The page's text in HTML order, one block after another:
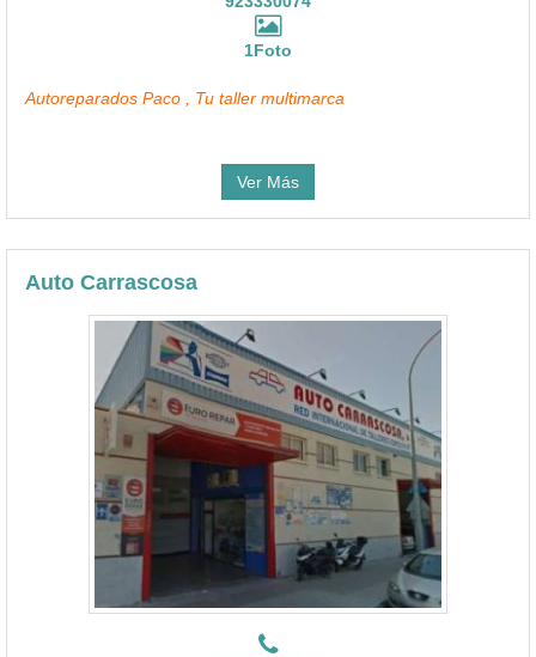
1Foto
Autoreparados Paco , Tu taller multimarca
Ver Más
Auto Carrascosa